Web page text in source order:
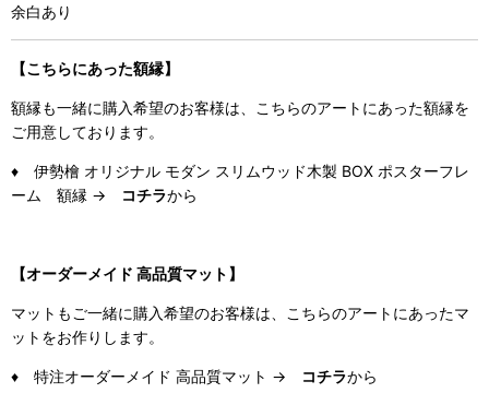
余白あり
【こちらにあった額縁】
額縁も一緒に購入希望のお客様は、こちらのアートにあった額縁を
ご用意しております。
♦ 伊勢檜 オリジナル モダン スリムウッド木製 BOX ポスターフレ
ーム 額縁 →
コチラから
【オーダーメイド 高品質マット】
マットもご一緒に購入希望のお客様は、こちらのアートにあったマ
ットをお作りします。
♦ 特注オーダーメイド 高品質マット → コチラから